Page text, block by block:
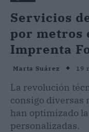
Servicios
por metros
Imprenta
Marta Suárez 19
La revolución
consigo diversas
han optimizado
personalizadas.